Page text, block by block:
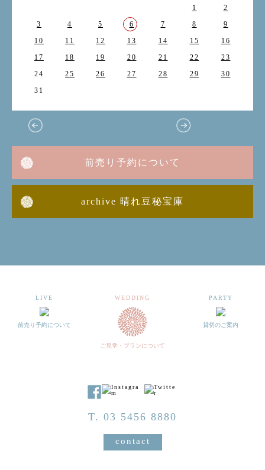
1
2
3
4 5 6 7 8
9
10
11 12 13 14 15
16
17
18 19 20 21 22
23
24
25 26 27 28 29
30
31
前売り予約について
archive 晴れ豆秘宝庫
LIVE
前売り予約について
WEDDING
ご見学・プランについて
PARTY
貸切のご案内
T. 03 5456 8880
contact